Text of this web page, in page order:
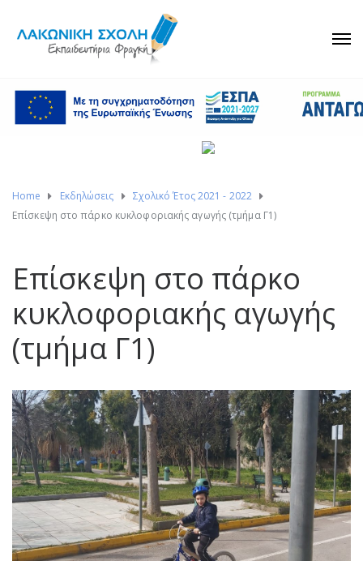
Home Εκδηλώσεις
Σχολικό Έτος 2021 - 2022
Επίσκεψη στο πάρκο κυκλοφοριακής αγωγής (τμήμα Γ1)
Επίσκεψη στο πάρκο
κυκλοφοριακής αγωγής
(τμήμα Γ1)